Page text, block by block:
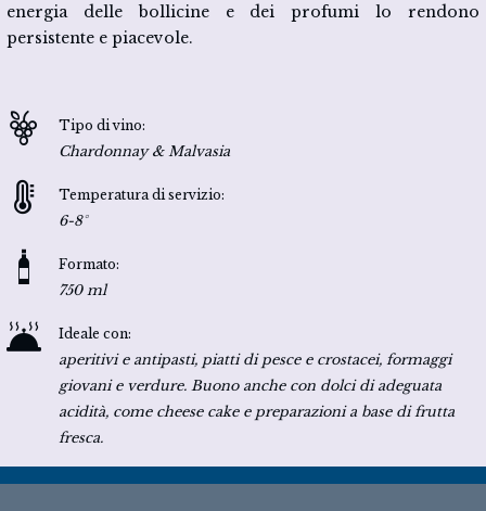
energia delle bollicine e dei profumi lo rendono
persistente e piacevole.
Tipo di vino:
Chardonnay & Malvasia
Temperatura di servizio:
6-8°
Formato:
750 ml
Ideale con:
aperitivi e antipasti, piatti di pesce e crostacei, formaggi
giovani e verdure. Buono anche con dolci di adeguata
acidità, come cheese cake e preparazioni a base di frutta
fresca.